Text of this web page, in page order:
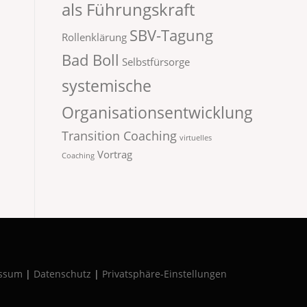
als Führungskraft
Rollenklärung SBV-Tagung
Bad Boll Selbstfürsorge
systemische
Organisationsentwicklung
Transition Coaching virtuelles
Coaching Vortrag
| Datenschutz | Privatsphäre-Einstellungen